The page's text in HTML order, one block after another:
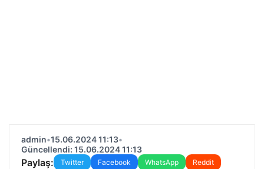
admin•15.06.2024 11:13•
Güncellendi: 15.06.2024 11:13
Paylaş: Twitter Facebook WhatsApp
Reddit